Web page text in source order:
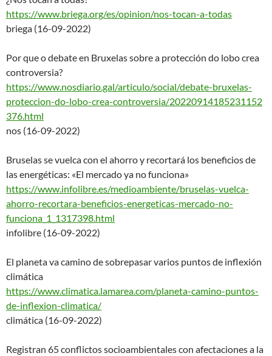
https://www.briega.org/es/opinion/nos-tocan-a-todas
briega (16-09-2022)
Por que o debate en Bruxelas sobre a protección do lobo crea
controversia?
https://www.nosdiario.gal/articulo/social/debate-bruxelas-
proteccion-do-lobo-crea-controversia/20220914185231152
376.html
nos (16-09-2022)
Bruselas se vuelca con el ahorro y recortará los beneficios de
las energéticas: «El mercado ya no funciona»
https://www.infolibre.es/medioambiente/bruselas-vuelca-
ahorro-recortara-beneficios-energeticas-mercado-no-
funciona_1_ 1317398.html
infolibre (16-09-2022)
El planeta va camino de sobrepasar varios puntos de inflexión
climática
https://www.climatica.lamarea.com/planeta-camino-puntos-
de-inflexion-climatica/
climática (16-09-2022)
Registran 65 conflictos socioambientales con afectaciones a la